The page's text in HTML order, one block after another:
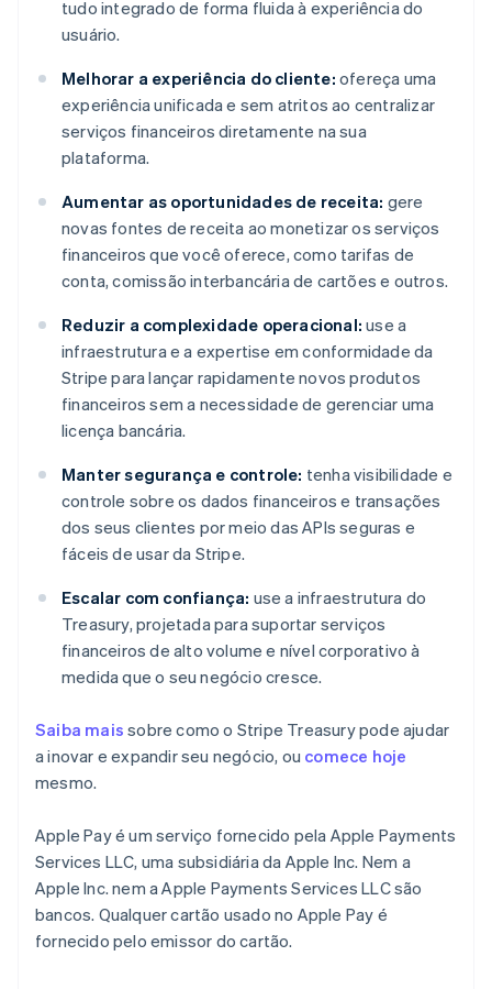
tudo integrado de forma fluida à experiência do
usuário.
Melhorar a experiência do cliente: ofereça uma
experiência unificada e sem atritos ao centralizar
serviços financeiros diretamente na sua
plataforma.
Aumentar as oportunidades de receita: gere
novas fontes de receita ao monetizar os serviços
financeiros que você oferece, como tarifas de
conta, comissão interbancária de cartões e outros.
Reduzir a complexidade operacional: use a
infraestrutura e a expertise em conformidade da
Stripe para lançar rapidamente novos produtos
financeiros sem a necessidade de gerenciar uma
licença bancária.
Manter segurança e controle: tenha visibilidade e
controle sobre os dados financeiros e transações
dos seus clientes por meio das APIs seguras e
fáceis de usar da Stripe.
Escalar com confiança: use a infraestrutura do
Treasury, projetada para suportar serviços
financeiros de alto volume e nível corporativo à
medida que o seu negócio cresce.
Saiba mais sobre como o Stripe Treasury pode ajudar
a inovar e expandir seu negócio, ou comece hoje
mesmo.
Apple Pay é um serviço fornecido pela Apple Payments
Services LLC, uma subsidiária da Apple Inc. Nem a
Apple Inc. nem a Apple Payments Services LLC são
bancos. Qualquer cartão usado no Apple Pay é
fornecido pelo emissor do cartão.